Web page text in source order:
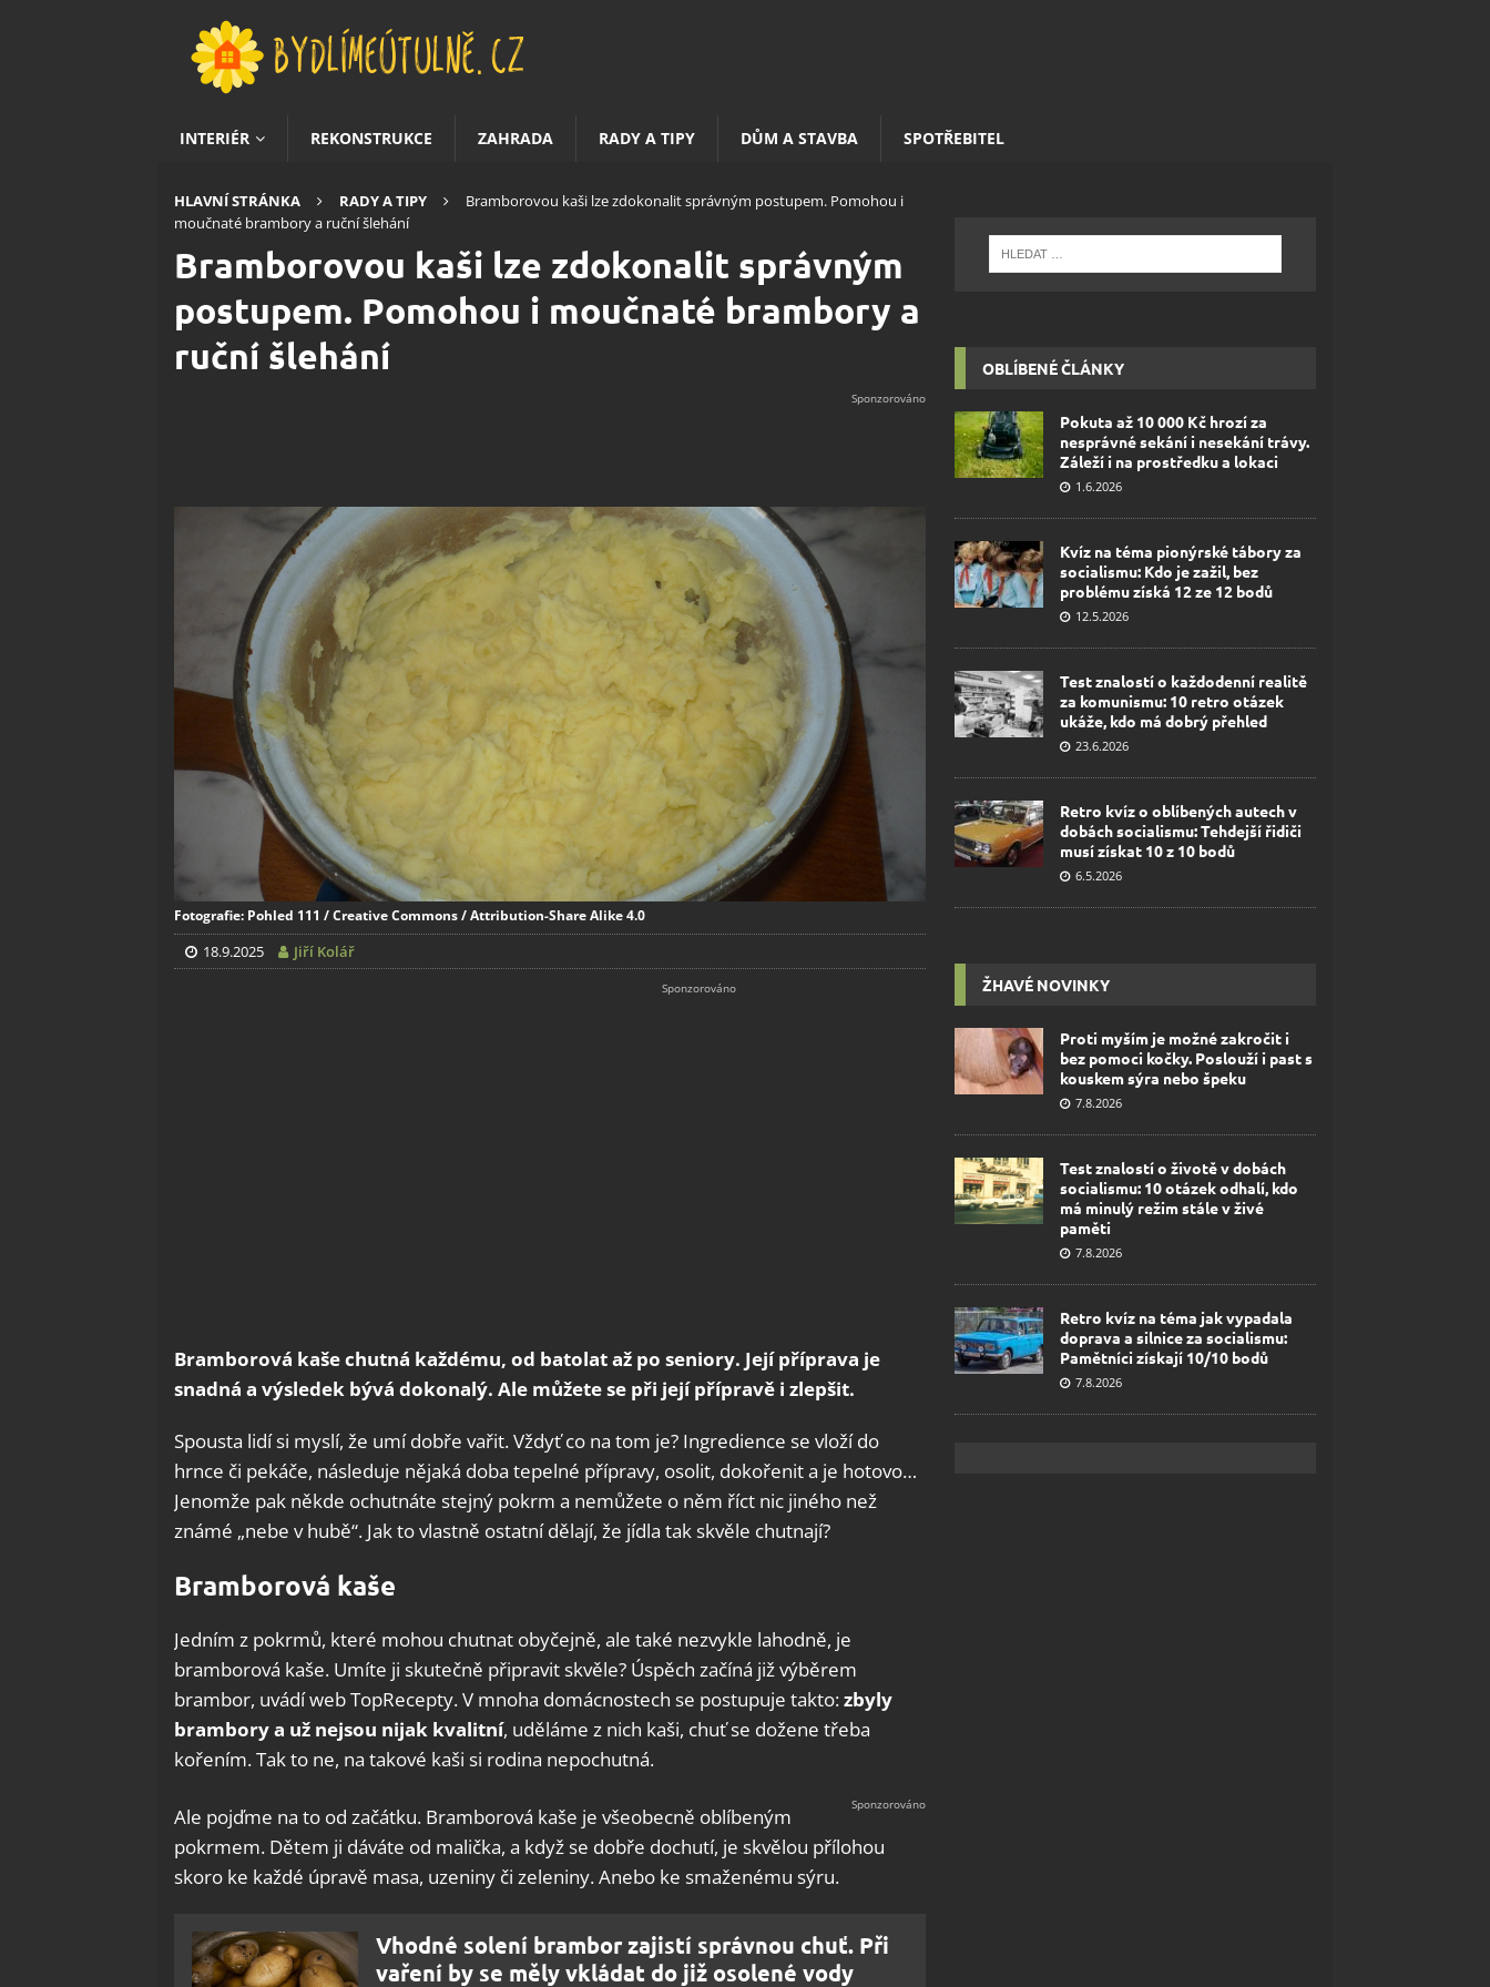
INTERIÉR REKONSTRUKCE ZAHRADA RADY A TIPY DŮM A STAVBA SPOTŘEBITEL
HLAVNÍ STRÁNKA RADY A TIPY
Bramborovou kaši lze zdokonalit správným postupem. Pomohou i
moučnaté brambory a ruční šlehání
Bramborovou kaši lze zdokonalit správným
postupem. Pomohou i moučnaté brambory a
ruční šlehání
Fotografie: Pohled 111 / Creative Commons / Attribution-Share Alike 4.0
18.9.2025 Jiří Kolář
Bramborová kaše chutná každému, od batolat až po seniory. Její příprava je
snadná a výsledek bývá dokonalý. Ale můžete se při její přípravě i zlepšit.
Spousta lidí si myslí, že umí dobře vařit. Vždyť co na tom je? Ingredience se vloží do
hrnce či pekáče, následuje nějaká doba tepelné přípravy, osolit, dokořenit a je hotovo…
Jenomže pak někde ochutnáte stejný pokrm a nemůžete o něm říct nic jiného než
známé „nebe v hubě“. Jak to vlastně ostatní dělají, že jídla tak skvěle chutnají?
Bramborová kaše
Jedním z pokrmů, které mohou chutnat obyčejně, ale také nezvykle lahodně, je
bramborová kaše. Umíte ji skutečně připravit skvěle? Úspěch začíná již výběrem
brambor, uvádí web TopRecepty. V mnoha domácnostech se postupuje takto:zbyly
brambory a už nejsou nijak kvalitní, uděláme z nich kaši, chuť se dožene třeba
kořením. Tak to ne, na takové kaši si rodina nepochutná.
Ale pojďme na to od začátku. Bramborová kaše je všeobecně oblíbeným
pokrmem. Dětem ji dáváte od malička, a když se dobře dochutí, je skvělou přílohou
skoro ke každé úpravě masa, uzeniny či zeleniny. Anebo ke smaženému sýru.
Vhodné solení brambor zajistí správnou chuť. Při
vaření by se měly vkládat do již osolené vody
OBLÍBENÉ ČLÁNKY
Pokuta až 10 000 Kč hrozí za
nesprávné sekání i nesekání trávy.
Záleží i na prostředku a lokaci
1.6.2026
Kvíz na téma pionýrské tábory za
socialismu: Kdo je zažil, bez
problému získá 12 ze 12 bodů
12.5.2026
Test znalostí o každodenní realitě
za komunismu: 10 retro otázek
ukáže, kdo má dobrý přehled
23.6.2026
Retro kvíz o oblíbených autech v
dobách socialismu: Tehdejší řidiči
musí získat 10 z 10 bodů
6.5.2026
ŽHAVÉ NOVINKY
Proti myším je možné zakročit i
bez pomoci kočky. Poslouží i past s
kouskem sýra nebo špeku
7.8.2026
Test znalostí o životě v dobách
socialismu: 10 otázek odhalí, kdo
má minulý režim stále v živé
paměti
7.8.2026
Retro kvíz na téma jak vypadala
doprava a silnice za socialismu:
Pamětníci získají 10/10 bodů
7.8.2026